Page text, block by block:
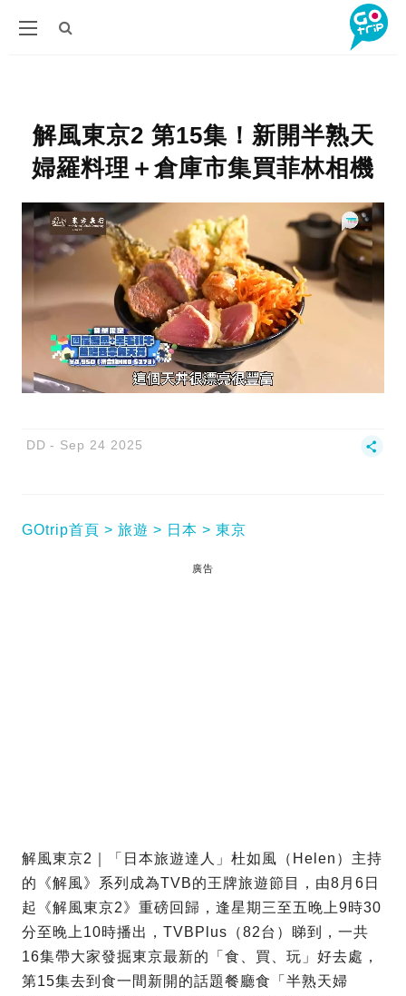
解風東京2 第15集！新開半熟天
婦羅料理＋倉庫市集買菲林相機
DD Sep 24 2025
GOtrip首頁 旅遊 日本 東京
廣告
解風東京2｜「日本旅遊達人」杜如風（Helen）主持
的《解風》系列成為TVB的王牌旅遊節目，由8月6日
起《解風東京2》重磅回歸，逢星期三至五晚上9時30
分至晚上10時播出，TVBPlus（82台）睇到，一共
16集帶大家發掘東京最新的「食、買、玩」好去處，
第15集去到食一間新開的話題餐廳食「半熟天婦